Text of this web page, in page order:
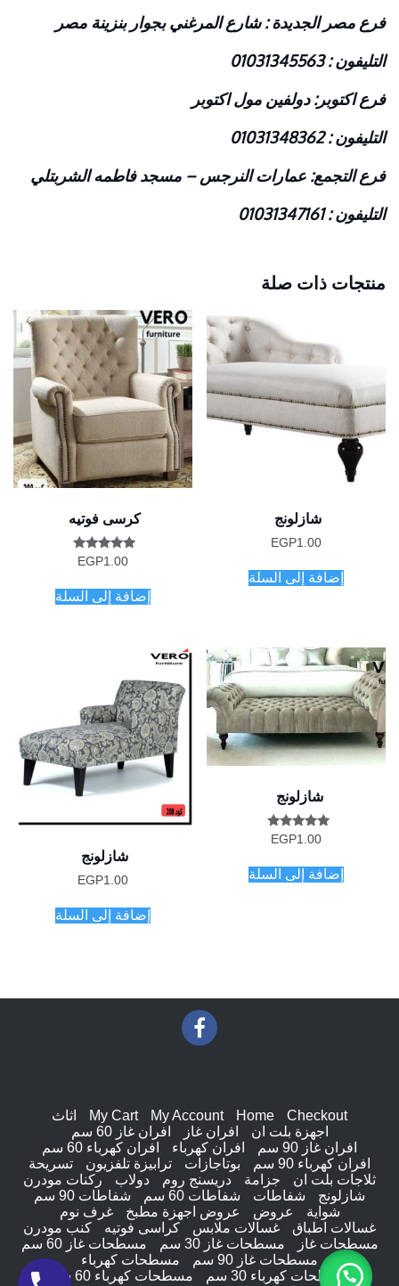
فرع مصر الجديدة : شارع المرغني بجوار بنزينة مصر
التليفون : 01031345563
فرع اكتوبر: دولفين مول اكتوبر
التليفون : 01031348362
فرع التجمع: عمارات النرجس – مسجد فاطمه الشربتلي
التليفون : 01031347161
منتجات ذات صلة
شازلونج
EGP1.00
إضافة إلى السلة
كرسى فوتيه
تم التقييم
EGP1.00
إضافة إلى السلة
شازلونج
تم التقييم
EGP1.00
إضافة إلى السلة
شازلونج
EGP1.00
إضافة إلى السلة
Checkout
Home
My Account
My Cart
اثاث
اجهزة بلت ان
افران غاز
افران غاز 60 سم
افران غاز 90 سم
افران كهرباء
افران كهرباء 60 سم
افران كهرباء 90 سم
بوتاجازات ترابيزة تلفزيون
تسريحة
ثلاجات بلت ان
جزامة دريسنج روم دولاب
ركنات مودرن
شازلونج
شفاطات شفاطات 60 سم
شفاطات 90 سم
شواية
عروض عروض اجهزة مطبخ
غرف نوم
غسالات اطباق
غسالات ملابس كراسى فوتيه
كنب مودرن
مسطحات غاز
مسطحات غاز 30 سم
مسطحات غاز 60 سم
مسطحات غاز 90 سم
مسطحات كهرباء
مسطحات كهرباء 30 سم
مسطحات كهرباء 60 سم